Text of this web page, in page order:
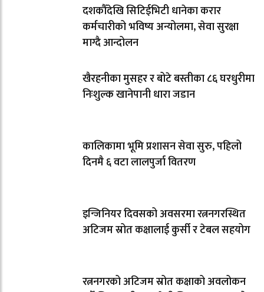
दशकौँदेखि सिटिईभिटी धानेका करार
कर्मचारीको भविष्य अन्योलमा, सेवा सुरक्षा
माग्दै आन्दोलन
खैरहनीका मुसहर र बोटे बस्तीका ८६ घरधुरीमा
निःशुल्क खानेपानी धारा जडान
कालिकामा भूमि प्रशासन सेवा सुरु, पहिलो
दिनमै ६ वटा लालपुर्जा वितरण
इन्जिनियर दिवसको अवसरमा रत्ननगरस्थित
अटिजम स्रोत कक्षालाई कुर्सी र टेबल सहयोग
रत्ननगरको अटिजम स्रोत कक्षाको अवलोकन